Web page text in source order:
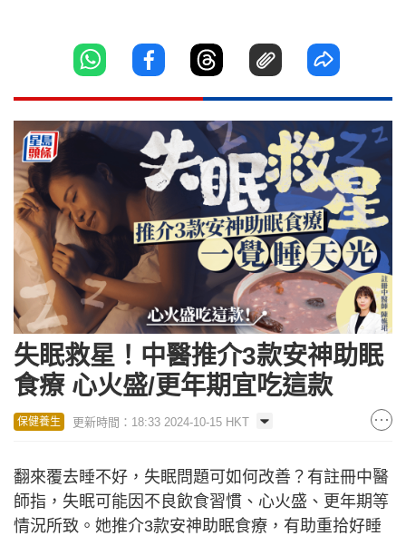
失眠救星！中醫推介3款安神助眠
食療 心火盛/更年期宜吃這款
保健養生 更新時間：18:33 2024-10-15 HKT
翻來覆去睡不好，失眠問題可如何改善？有註冊中醫
師指，失眠可能因不良飲食習慣、心火盛、更年期等
情況所致。她推介3款安神助眠食療，有助重拾好睡